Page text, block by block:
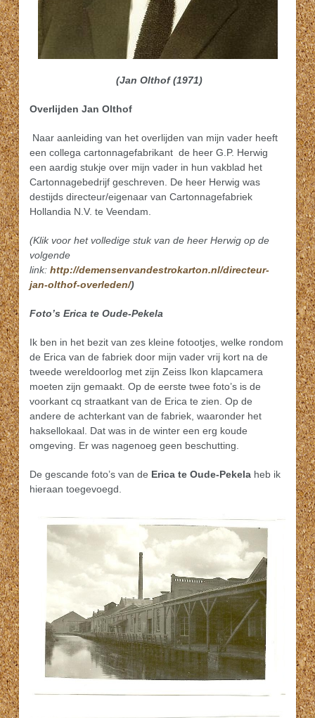
(Jan Olthof (1971)
Overlijden Jan Olthof
Naar aanleiding van het overlijden van mijn vader heeft
een collega cartonnagefabrikant de heer G.P. Herwig
een aardig stukje over mijn vader in hun vakblad het
Cartonnagebedrijf geschreven. De heer Herwig was
destijds directeur/eigenaar van Cartonnagefabriek
Hollandia N.V. te Veendam.
(Klik voor het volledige stuk van de heer Herwig op de
volgende
link: http://demensenvandestrokarton.nl/directeur-
jan-olthof-overleden/)
Foto’s Erica te Oude-Pekela
Ik ben in het bezit van zes kleine fotootjes, welke rondom
de Erica van de fabriek door mijn vader vrij kort na de
tweede wereldoorlog met zijn Zeiss Ikon klapcamera
moeten zijn gemaakt. Op de eerste twee foto’s is de
voorkant cq straatkant van de Erica te zien. Op de
andere de achterkant van de fabriek, waaronder het
haksellokaal. Dat was in de winter een erg koude
omgeving. Er was nagenoeg geen beschutting.
De gescande foto’s van de Erica te Oude-Pekela heb ik
hieraan toegevoegd.